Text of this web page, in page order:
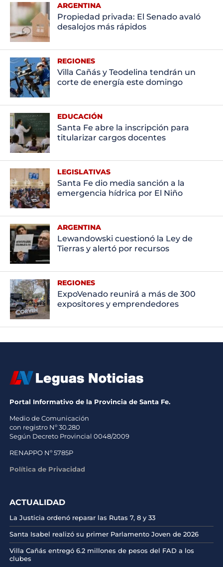
ARGENTINA
Propiedad privada: El Senado avaló
desalojos más rápidos
REGIONES
Villa Cañás y Teodelina tendrán un
corte de energía este domingo
EDUCACIÓN
Santa Fe abre la inscripción para
titularizar cargos docentes
LEGISLATIVAS
Santa Fe dio media sanción a la
emergencia hídrica por El Niño
ARGENTINA
Lewandowski cuestionó la Ley de
Tierras y alertó por recursos
REGIONES
ExpoVenado reunirá a más de 300
expositores y emprendedores
Portal Informativo de la Provincia de Santa Fe.
Medio de Comunicación
con registro Nº 30.280
Según Decreto Provincial 0048/2009
RENAPPO Nº 5785P
Política de Privacidad
ACTUALIDAD
La Justicia ordenó reparar las Rutas 7, 8 y 33
Santa Isabel realizó su primer Parlamento Joven de 2026
Villa Cañás entregó 6.2 millones de pesos del FAD a los
clubes